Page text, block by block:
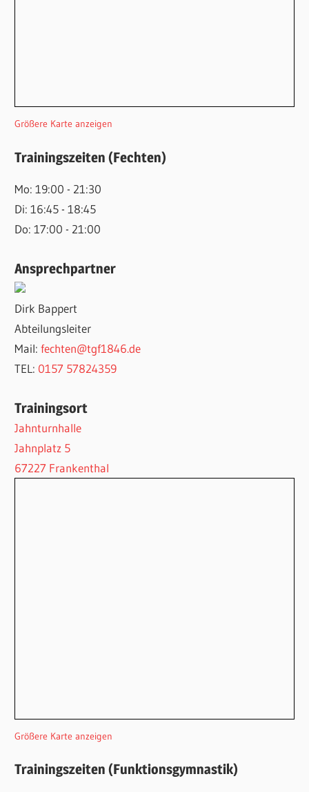
Größere Karte anzeigen
Trainingszeiten (Fechten)
Mo: 19:00 - 21:30
Di: 16:45 - 18:45
Do: 17:00 - 21:00
Ansprechpartner
Dirk Bappert
Abteilungsleiter
Mail:fechten@tgf1846.de
TEL: 0157 57824359
Trainingsort
Jahnturnhalle
Jahnplatz 5
67227 Frankenthal
Größere Karte anzeigen
Trainingszeiten (Funktionsgymnastik)